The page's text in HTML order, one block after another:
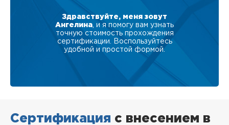
Здравствуйте, меня зовут
Ангелина , и я помогу вам узнать
точную стоимость прохождения
сертификации. Воспользуйтесь
удобной и простой формой.
Сертификация с внесением в